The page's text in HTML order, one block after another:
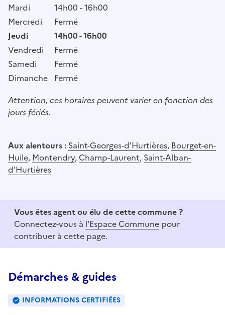
Mardi
14h00 - 16h00
Mercredi
Fermé
Jeudi
14h00 - 16h00
Vendredi
Fermé
Samedi
Fermé
Dimanche Fermé
Attention, ces horaires peuvent varier en fonction des
jours fériés.
Aux alentours : Saint-Georges-d'Hurtières, Bourget-en-
Huile, Montendry, Champ-Laurent, Saint-Alban-
d'Hurtières
Vous êtes agent ou élu de cette commune ?
Connectez-vous à l'Espace Commune pour
contribuer à cette page.
Démarches & guides
INFORMATIONS CERTIFIÉES